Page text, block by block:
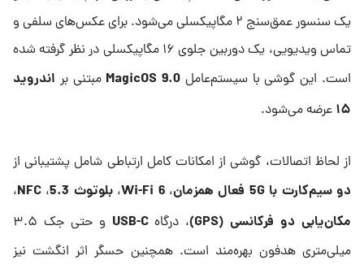
یک سنسور عمق‌سنج ۲ مگاپیکسلی می‌شود. برای عکس‌های سلفی و
تماس ویدیویی، یک دوربین جلوی ۱۶ مگاپیکسلی در نظر گرفته شده
است. این گوشی با سیستم‌عامل MagicOS 9.0 مبتنی بر اندروید
۱۵ عرضه می‌شود.
از لحاظ اتصالات، گوشی از امکانات کامل ارتباطی شامل پشتیبانی از
دو سیم‌کارت با 5G فعال همزمان ،Wi-Fi 6،بلوتوث 5.3 ، NFC،
مکان‌یابی دو فرکانسی (GPS) ، درگاهUSB-C
و حتی جک ۳.۵
میلی‌متری هدفون بهره‌مند است. همچنین حسگر اثر انگشت نیز